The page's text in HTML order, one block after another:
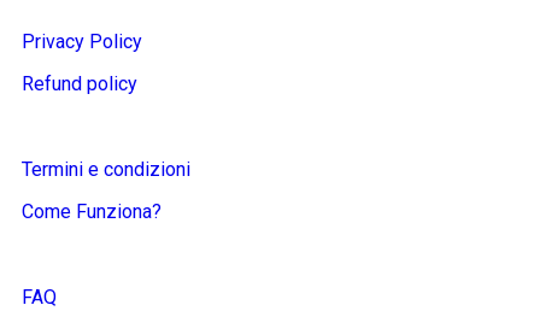
Privacy Policy
Refund policy
Termini e condizioni
Come Funziona?
FAQ